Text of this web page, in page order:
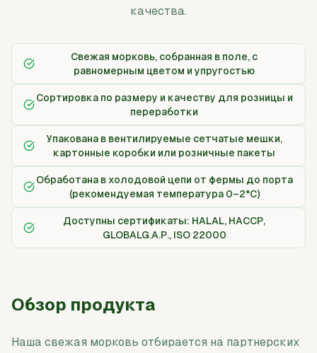
качества.
Свежая морковь, собранная в поле, с
равномерным цветом и упругостью
Сортировка по размеру и качеству для розницы и
переработки
Упакована в вентилируемые сетчатые мешки,
картонные коробки или розничные пакеты
Обработана в холодовой цепи от фермы до порта
(рекомендуемая температура 0–2°C)
Доступны сертификаты: HALAL, HACCP,
GLOBALG.A.P., ISO 22000
Обзор продукта
Наша свежая морковь отбирается на партнерских